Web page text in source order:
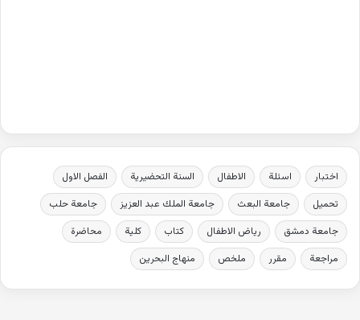
اختبار اسئلة الاطفال السنة التحضيرية
الفصل الاول
تحميل
جامعة البعث جامعة الملك عبد العزيز
جامعة حلب
جامعة دمشق
رياض الاطفال كتاب كلية
محاضرة
مراجعة
مقرر ملخص منهاج البحرين